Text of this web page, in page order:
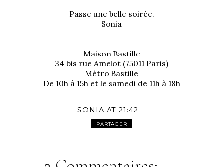
Passe une belle soirée.
Sonia
Maison Bastille
34 bis rue Amelot (75011 Paris)
Métro Bastille
De 10h à 15h et le samedi de 11h à 18h
SONIA AT21:42
PARTAGER